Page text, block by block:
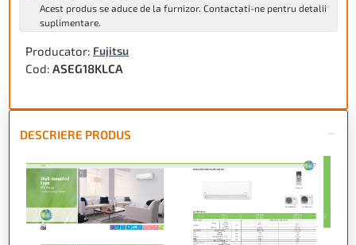
Producator: Fujitsu
Cod: ASEG18KLCA
Acest produs se aduce de la furnizor. Contactati-ne pentru detalii
suplimentare.
DESCRIERE PRODUS